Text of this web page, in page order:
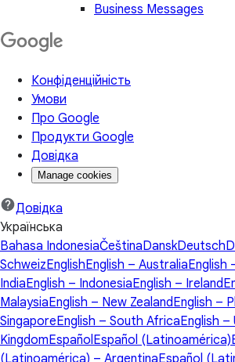
Business Messages
Конфіденційність
Умови
Про Google
Продукти Google
Довідка
Manage cookies
Довідка
Українська
Bahasa IndonesiaČeštinaDanskDeutsch
SchweizEnglishEnglish – AustraliaEnglish
IndiaEnglish – IndonesiaEnglish – Ireland
MalaysiaEnglish – New ZealandEnglish –
SingaporeEnglish – South AfricaEnglish –
KingdomEspañolEspañol (Latinoamérica)